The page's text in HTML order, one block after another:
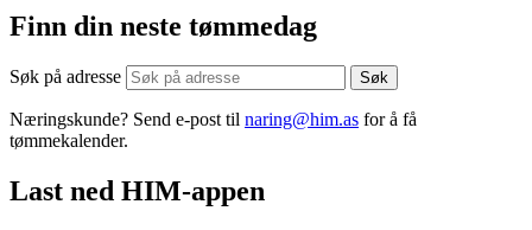
Finn din neste tømmedag
Søk på adresse
Næringskunde? Send e-post til naring@him.as for å få
tømmekalender.
Last ned HIM-appen